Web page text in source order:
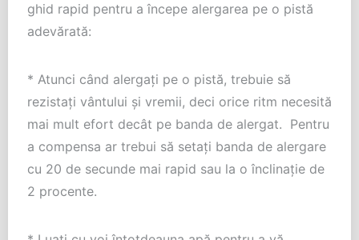
ghid rapid pentru a începe alergarea pe o pistă
adevărată:
* Atunci când alergați pe o pistă, trebuie să
rezistați vântului și vremii, deci orice ritm necesită
mai mult efort decât pe banda de alergat. Pentru
a compensa ar trebui să setați banda de alergare
cu 20 de secunde mai rapid sau la o înclinație de
2 procente.